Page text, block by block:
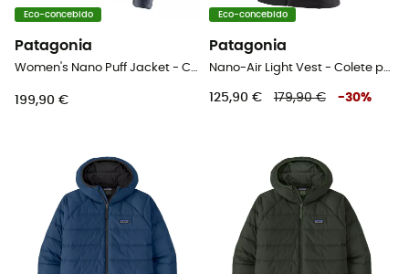
Eco-concebido
Patagonia
Women's Nano Puff Jacket - Casaco penas mulher
199,90 €
Eco-concebido
Patagonia
Nano-Air Light Vest - Colete penas mulher
125,90 € 179,90 € -30%